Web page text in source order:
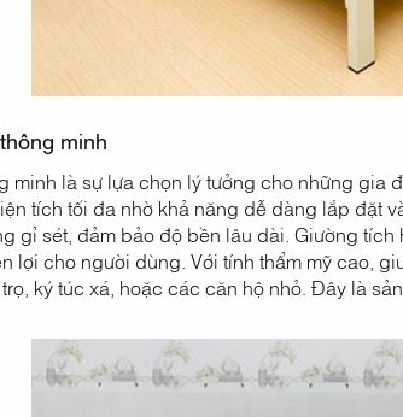
minh
minh là sự lựa chọn lý tưởng cho những gia
tích tối đa nhờ khả năng dễ dàng lắp đặt
gỉ sét, đảm bảo độ bền lâu dài. Giường
lợi cho người dùng. Với tính thẩm mỹ cao,
ký túc xá, hoặc các căn hộ nhỏ. Đây là